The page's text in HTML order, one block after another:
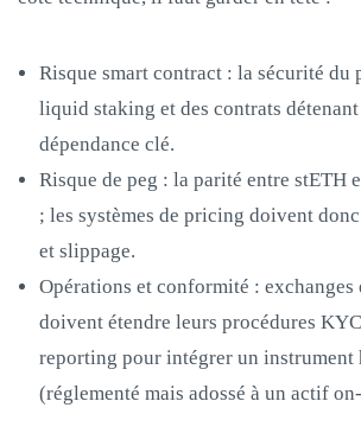
Risque smart contract : la sécurité du
liquid staking et des contrats
dépendance clé.
Risque de peg : la parité entre stETH
; les systèmes de pricing doivent
et slippage.
Opérations et conformité : exchanges
doivent étendre leurs procédures
reporting pour intégrer un instrument
(réglementé mais adossé à un actif